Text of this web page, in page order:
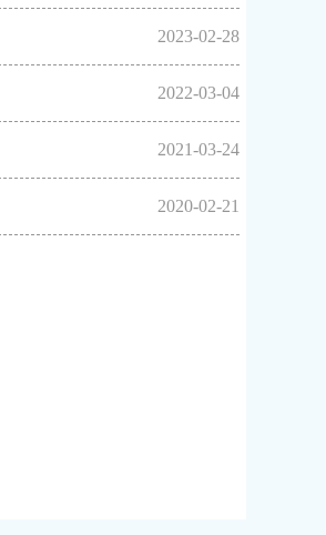
2023-02-28
2022-03-04
2021-03-24
2020-02-21